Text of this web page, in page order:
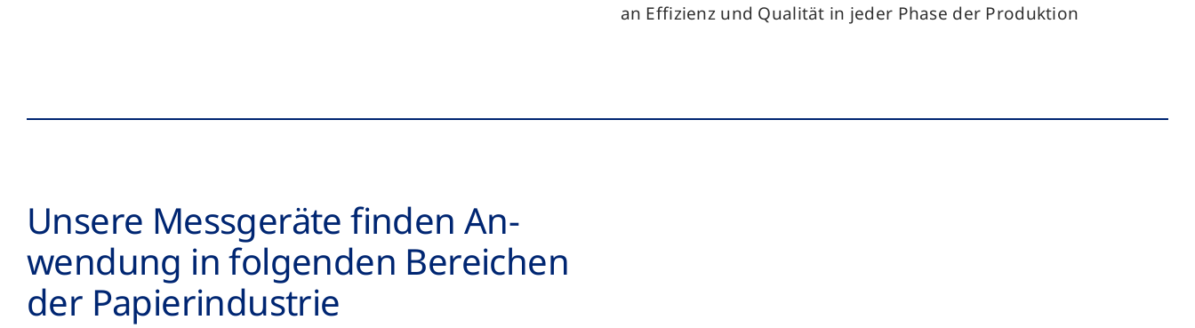
an Effizienz und Qualität in jeder Phase der Produktion
Unsere Mess­geräte finden An­
wendung in folgenden Bereichen
der Papier­­industrie